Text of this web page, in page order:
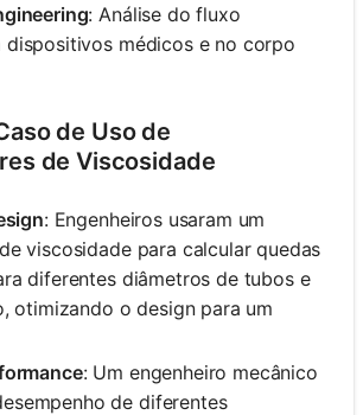
: Análise do fluxo
dispositivos médicos e no corpo
de Uso de
de Viscosidade
: Engenheiros usaram um
viscosidade para calcular quedas
diferentes diâmetros de tubos e
otimizando o design para um
: Um engenheiro mecânico
de diferentes